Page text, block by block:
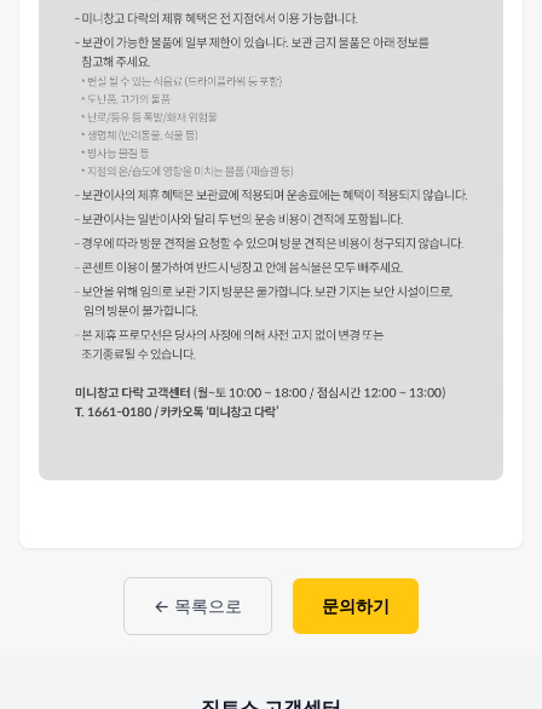
← 목록으로 문의하기